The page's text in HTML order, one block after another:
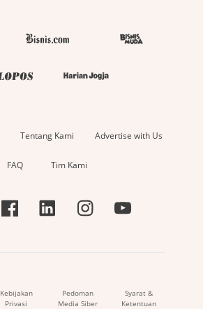
Tentang Kami Advertise with Us
FAQ Tim Kami
Kebijakan
Privasi
Pedoman
Media Siber
Syarat &
Ketentuan